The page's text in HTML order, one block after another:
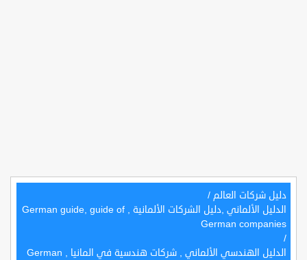
دليل شركات العالم /
الدليل الألماني ,دليل الشركات الألمانية , German guide, guide of
German companies
/
الدليل الهندسي الألماني , شركات هندسية في المانيا , German